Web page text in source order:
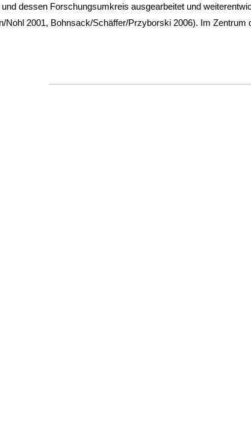
dessen Forschungsumkreis ausgearbeitet und
Nohl 2001, Bohnsack/Schäffer/Przyborski 2006). Im Zentrum